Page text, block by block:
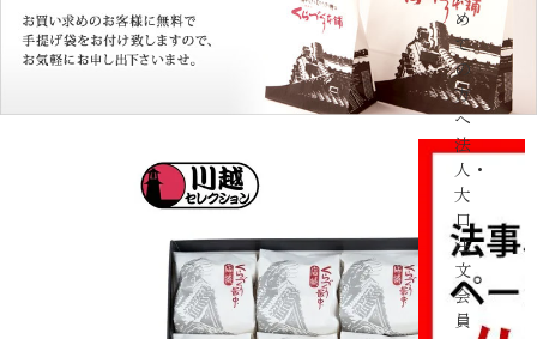
め
て
の
方
へ
法
人・
大
口
注
文
会
員